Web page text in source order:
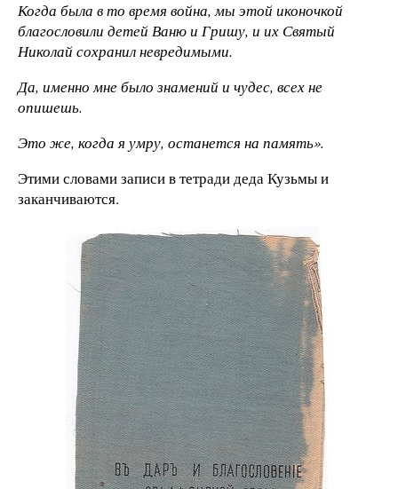
Когда была в то время война, мы этой иконочкой
благословили детей Ваню и Гришу, и их Святый
Николай сохранил невредимыми.
Да, именно мне было знамений и чудес, всех не
опишешь.
Это же, когда я умру, останется на память».
Этими словами записи в тетради деда Кузьмы и
заканчиваются.